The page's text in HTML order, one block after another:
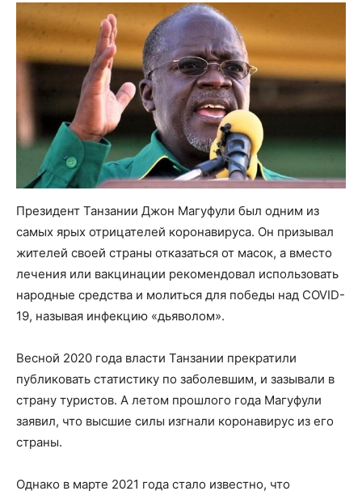
Президент Танзании Джон Магуфули был одним из
самых ярых отрицателей коронавируса. Он призывал
жителей своей страны отказаться от масок, а вместо
лечения или вакцинации рекомендовал использовать
народные средства и молиться для победы над COVID-
19, называя инфекцию «дьяволом».
Весной 2020 года власти Танзании прекратили
публиковать статистику по заболевшим, и зазывали в
страну туристов. А летом прошлого года Магуфули
заявил, что высшие силы изгнали коронавирус из его
страны.
Однако в марте 2021 года стало известно, что